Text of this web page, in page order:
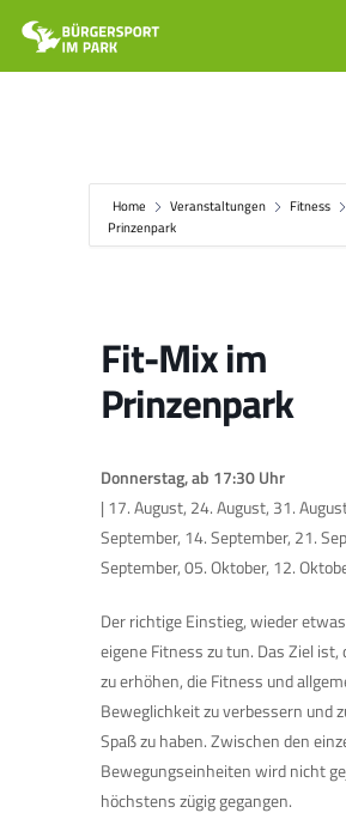
Zum
Inhalt
springen
Home Veranstaltungen Fitness
Prinzenpark
Fit-Mix im
Prinzenpark
Donnerstag, ab 17:30 Uhr
| 17. August, 24. August, 31.
September, 14. September, 21.
September, 05. Oktober, 12.
Der richtige Einstieg, wieder
eigene Fitness zu tun. Das Ziel ist,
zu erhöhen, die Fitness und
Beweglichkeit zu verbessern und
Spaß zu haben. Zwischen den
Bewegungseinheiten wird nicht
höchstens zügig gegangen.